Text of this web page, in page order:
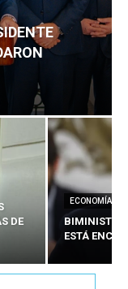
DE
ECONOMÍA
BIMINISTRO
ESTÁ